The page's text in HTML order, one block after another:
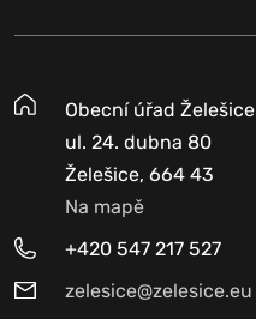
Obecní úřad Želešice
ul. 24. dubna 80
Želešice, 664 43
Na mapě
+420 547 217 527
zelesice@zelesice.eu